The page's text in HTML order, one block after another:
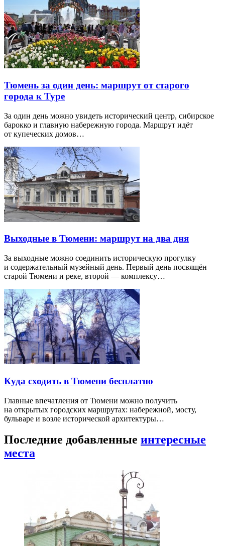
Тюмень за один день: маршрут от старого
города к Туре
За один день можно увидеть исторический центр, сибирское
барокко и главную набережную города. Маршрут идёт
от купеческих домов…
Выходные в Тюмени: маршрут на два дня
За выходные можно соединить историческую прогулку
и содержательный музейный день. Первый день посвящён
старой Тюмени и реке, второй — комплексу…
Куда сходить в Тюмени бесплатно
Главные впечатления от Тюмени можно получить
на открытых городских маршрутах: набережной, мосту,
бульваре и возле исторической архитектуры…
Последние добавленные интересные
места